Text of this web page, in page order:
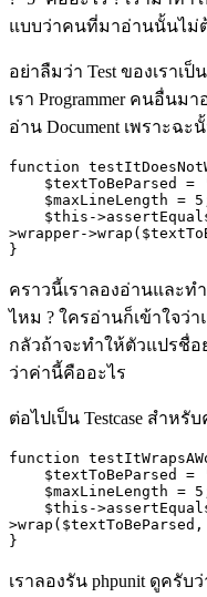
แบบว่าคนที่มาอ่านนั้นไม่ต้
อย่าลืมว่า Test ของเราเป็
เรา Programmer คนอื่นมา
อ่าน Document เพราะฉะ
function
$textToBeParsed =
$maxLineLength =
$this-
>wrapper-
}
คราวนี้เราลองอ่านและท
ไหม ? ใครอ่านก็เข้าใจว่
กลัวถ้าจะทำให้ตัวแปรชื่อ
ว่าค่านี้คืออะไร
ต่อไปเป็น Testcase สำหรับ
function
$textToBeParsed =
$maxLineLength =
$this-
}
เราลองรัน phpunit ดูครับว่